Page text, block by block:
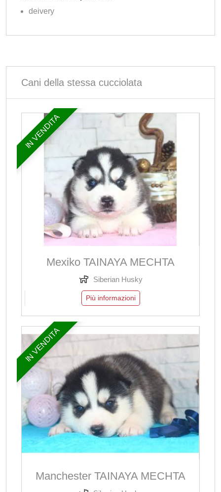
deivery
Cani della stessa cucciolata
IN VENDITA
Mexiko TAINAYA MECHTA
Siberian Husky
Più informazioni
IN VENDITA
Manchester TAINAYA MECHTA